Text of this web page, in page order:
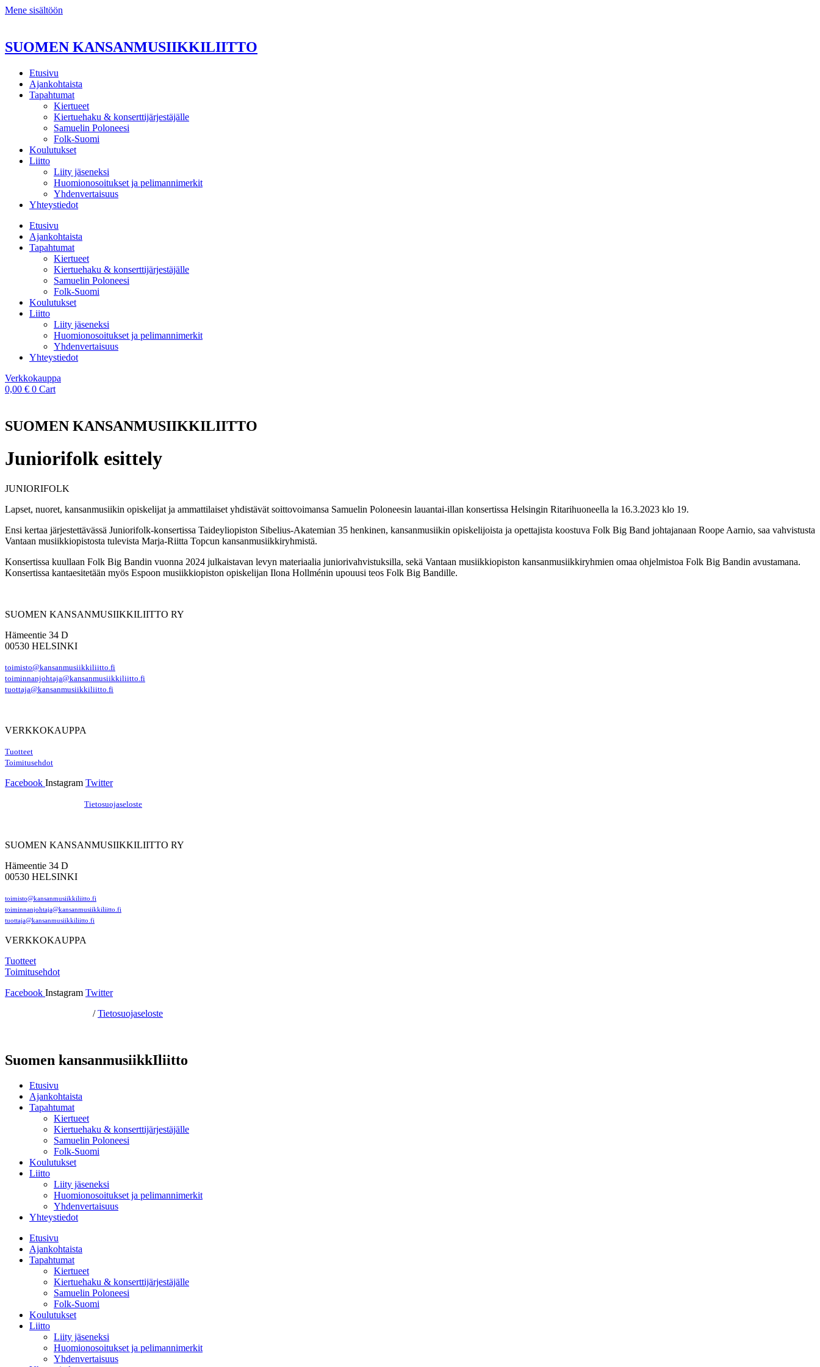
Mene sisältöön
SUOMEN KANSANMUSIIKKILIITTO
Etusivu
Ajankohtaista
Tapahtumat
Kiertueet
Kiertuehaku & konserttijärjestäjälle
Samuelin Poloneesi
Folk-Suomi
Koulutukset
Liitto
Liity jäseneksi
Huomionosoitukset ja pelimannimerkit
Yhdenvertaisuus
Yhteystiedot
Etusivu
Ajankohtaista
Tapahtumat
Kiertueet
Kiertuehaku & konserttijärjestäjälle
Samuelin Poloneesi
Folk-Suomi
Koulutukset
Liitto
Liity jäseneksi
Huomionosoitukset ja pelimannimerkit
Yhdenvertaisuus
Yhteystiedot
Verkkokauppa
0,00 € 0 Cart
SUOMEN KANSANMUSIIKKILIITTO
Juniorifolk esittely
JUNIORIFOLK
Lapset, nuoret, kansanmusiikin opiskelijat ja ammattilaiset yhdistävät soittovoimansa Samuelin Poloneesin lauantai-illan konsertissa Helsingin Ritarihuoneella la 16.3.2023 klo 19.
Ensi kertaa järjestettävässä Juniorifolk-konsertissa Taideyliopiston Sibelius-Akatemian 35 henkinen, kansanmusiikin opiskelijoista ja opettajista koostuva Folk Big Band johtajanaan Roope Aarnio, saa vahvistusta
Vantaan musiikkiopistosta tulevista Marja-Riitta Topcun kansanmusiikkiryhmistä.
Konsertissa kuullaan Folk Big Bandin vuonna 2024 julkaistavan levyn materiaalia juniorivahvistuksilla, sekä Vantaan musiikkiopiston kansanmusiikkiryhmien omaa ohjelmistoa Folk Big Bandin avustamana.
Konsertissa kantaesitetään myös Espoon musiikkiopiston opiskelijan Ilona Hollménin upouusi teos Folk Big Bandille.
SUOMEN KANSANMUSIIKKILIITTO RY
Hämeentie 34 D
00530 HELSINKI
toimisto@kansanmusiikkiliitto.fi
toiminnanjohtaja@kansanmusiikkiliitto.fi
tuottaja@kansanmusiikkiliitto.fi
VERKKOKAUPPA
Tuotteet
Toimitusehdot
Facebook Instagram Twitter
Tietosuojaseloste
SUOMEN KANSANMUSIIKKILIITTO RY
Hämeentie 34 D
00530 HELSINKI
toimisto@kansanmusiikkiliitto.fi
toiminnanjohtaja@kansanmusiikkiliitto.fi
tuottaja@kansanmusiikkiliitto.fi
VERKKOKAUPPA
Tuotteet
Toimitusehdot
Facebook Instagram Twitter
/Tietosuojaseloste
Suomen kansanmusiikkIliitto
Etusivu
Ajankohtaista
Tapahtumat
Kiertueet
Kiertuehaku & konserttijärjestäjälle
Samuelin Poloneesi
Folk-Suomi
Koulutukset
Liitto
Liity jäseneksi
Huomionosoitukset ja pelimannimerkit
Yhdenvertaisuus
Yhteystiedot
Etusivu
Ajankohtaista
Tapahtumat
Kiertueet
Kiertuehaku & konserttijärjestäjälle
Samuelin Poloneesi
Folk-Suomi
Koulutukset
Liitto
Liity jäseneksi
Huomionosoitukset ja pelimannimerkit
Yhdenvertaisuus